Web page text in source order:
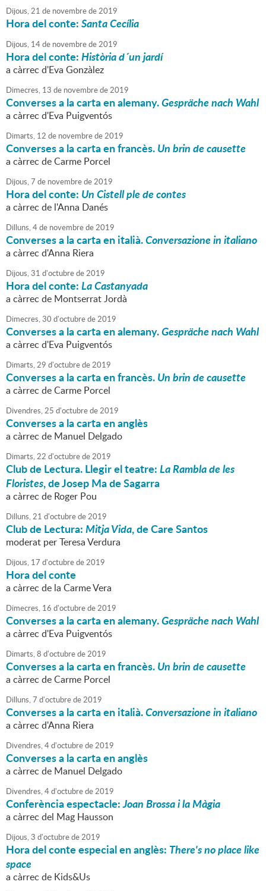
Dijous,21 de novembrede2019
Hora del conte:Santa Cecília
Dijous, 14de novembrede2019
Hora del conte:Història d´un jardí
a càrrec d'Eva Gonzàlez
Dimecres, 13 de novembrede2019
Converses a la carta en alemany.Gespräche nach Wahl
a càrrec d'Eva Puigventós
Dimarts, 12 de novembrede2019
Converses a la carta en francès.Un brin de causette
a càrrec de Carme Porcel
Dijous,7 de novembrede2019
Hora del conte: Un Cistell ple de contes
a càrrec de l'Anna Danés
Dilluns,4de novembrede2019
Converses a la carta en italià.Conversazione in italiano
a càrrec d'Anna Riera
Dijous,31 d'octubrede2019
Hora del conte:La Castanyada
a càrrec de Montserrat Jordà
Dimecres,30 d'octubrede2019
Converses a la carta en alemany.Gespräche nach Wahl
a càrrec d'Eva Puigventós
Dimarts,29 d'octubrede2019
Converses a la carta en francès.Un brin de causette
a càrrec de Carme Porcel
Divendres,25 d'octubrede2019
Converses a la carta en anglès
a càrrec de Manuel Delgado
Dimarts,22 d'octubrede2019
Club de Lectura. Llegir el teatre:La Rambla de les
Floristes, de Josep Ma de Sagarra
a càrrec de Roger Pou
Dilluns,21 d'octubrede2019
Club de Lectura:Mitja Vida, de Care Santos
moderat per Teresa Verdura
Dijous, 17 d'octubrede2019
Hora del conte
a càrrec de la Carme Vera
Dimecres, 16 d'octubrede2019
Converses a la carta en alemany.Gespräche nach Wahl
a càrrec d'Eva Puigventós
Dimarts,8 d'octubrede2019
Converses a la carta en francès.Un brin de causette
a càrrec de Carme Porcel
Dilluns,7 d'octubrede2019
Converses a la carta en italià.Conversazione in italiano
a càrrec d'Anna Riera
Divendres,4d'octubrede2019
Converses a la carta en anglès
a càrrec de Manuel Delgado
Divendres,4d'octubrede2019
Conferència espectacle:Joan Brossa i la Màgia
a càrrec del Mag Hausson
Dijous,3 d'octubrede2019
Hora del conte especial en anglès: There's no place like
space
a càrrec de Kids&Us